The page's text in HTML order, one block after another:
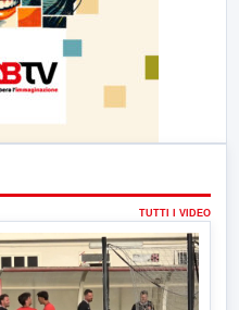
TUTTI I VIDEO